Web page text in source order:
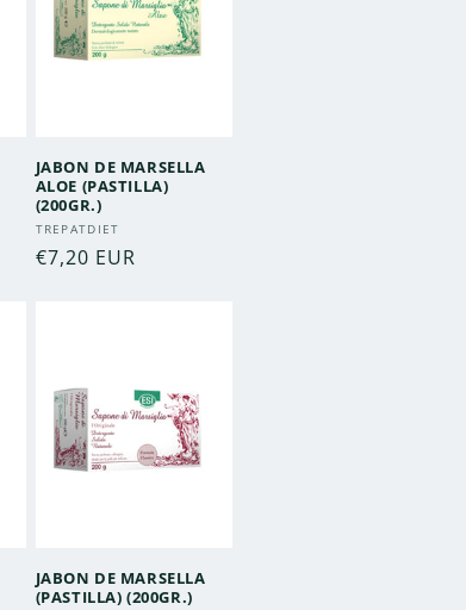
JABON DE MARSELLA
ALOE (PASTILLA)
(200GR.)
Proveedor:
TREPATDIET
Precio
€7,20 EUR
JABON DE MARSELLA
(PASTILLA) (200GR.)